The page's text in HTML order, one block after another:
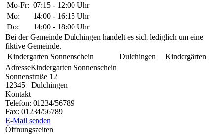
Mo-Fr: 07:15 - 12:00 Uhr
Mo:
14:00 - 16:15 Uhr
Do:
14:00 - 18:00 Uhr
Bei der Gemeinde Dulchingen handelt es sich lediglich um eine
fiktive Gemeinde.
Kindergarten Sonnenschein
Dulchingen
Kindergärten
AdresseKindergarten Sonnenschein
Sonnenstraße 12
12345
Dulchingen
Kontakt
Telefon: 01234/56789
Fax: 01234/56789
E-Mail senden
Öffnungszeiten